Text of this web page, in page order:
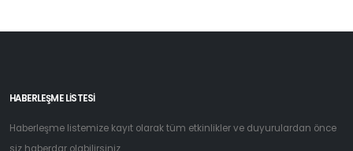
HABERLEŞME LİSTESİ
Haberleşme listemize kayıt olarak tüm etkinlikler ve duyurulardan önce
siz haberdar olabilirsiniz